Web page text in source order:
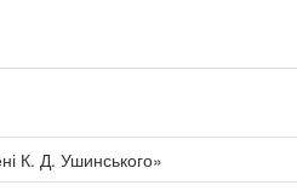
К. Д. Ушинського»